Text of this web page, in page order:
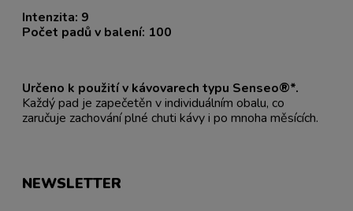
Intenzita: 9
Počet padů v balení: 100
Určeno k použití v kávovarech typu Senseo®*.
Každý pad je zapečetěn v individuálním obalu, co
zaručuje zachování plné chuti kávy i po mnoha měsících.
NEWSLETTER